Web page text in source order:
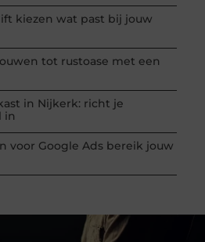
kiezen wat past bij jouw
tot rustoase met een
in Nijkerk: richt je
in
voor Google Ads bereik jouw